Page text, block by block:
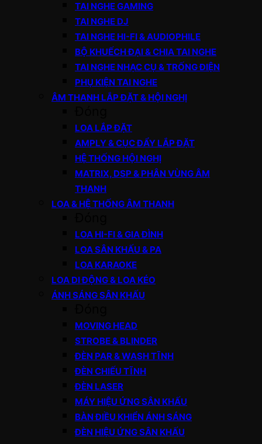
TAI NGHE GAMING
TAI NGHE DJ
TAI NGHE HI-FI & AUDIOPHILE
BỘ KHUẾCH ĐẠI & CHIA TAI NGHE
TAI NGHE NHẠC CỤ & TRỐNG ĐIỆN
PHỤ KIỆN TAI NGHE
ÂM THANH LẮP ĐẶT & HỘI NGHỊ
LOA LẮP ĐẶT
AMPLY & CỤC ĐẨY LẮP ĐẶT
HỆ THỐNG HỘI NGHỊ
MATRIX, DSP & PHÂN VÙNG ÂM
THANH
LOA & HỆ THỐNG ÂM THANH
LOA HI-FI & GIA ĐÌNH
LOA SÂN KHẤU & PA
LOA KARAOKE
LOA DI ĐỘNG & LOA KÉO
ÁNH SÁNG SÂN KHẤU
MOVING HEAD
STROBE & BLINDER
ĐÈN PAR & WASH TĨNH
ĐÈN CHIẾU TĨNH
ĐÈN LASER
MÁY HIỆU ỨNG SÂN KHẤU
BÀN ĐIỀU KHIỂN ÁNH SÁNG
ĐÈN HIỆU ỨNG SÂN KHẤU